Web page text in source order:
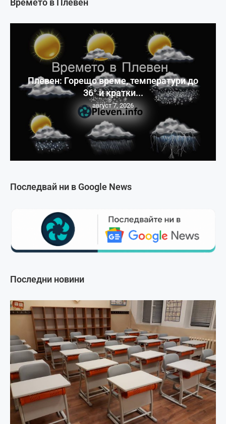
Последвай ни в Google News
Последни новини
Времето в Плевен
Плевен: Горещо време, температури до
36° и кратки...
август 7, 2026